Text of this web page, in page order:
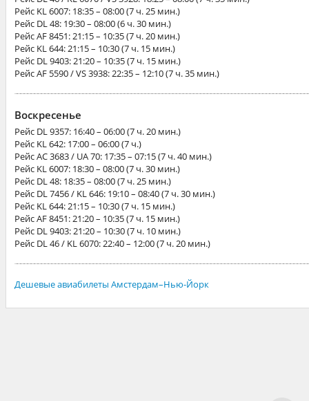
Рейс KL 6007: 18:35 – 08:00 (7 ч. 25 мин.)
Рейс DL 48: 19:30 – 08:00 (6 ч. 30 мин.)
РейсAF 8451: 21:15 – 10:35 (7 ч. 20 мин.)
Рейс KL 644: 21:15 – 10:30 (7 ч. 15 мин.)
Рейс DL 9403: 21:20 – 10:35 (7 ч. 15 мин.)
РейсAF 5590 / VS 3938: 22:35 – 12:10 (7 ч. 35 мин.)
Воскресенье
Рейс DL 9357: 16:40 – 06:00 (7 ч. 20 мин.)
Рейс KL 642: 17:00 – 06:00 (7 ч.)
РейсAC 3683 / UA 70: 17:35 – 07:15 (7 ч. 40 мин.)
Рейс KL 6007: 18:30 – 08:00 (7 ч. 30 мин.)
Рейс DL 48: 18:35 – 08:00 (7 ч. 25 мин.)
Рейс DL 7456 / KL 646: 19:10 – 08:40 (7 ч. 30 мин.)
Рейс KL 644: 21:15 – 10:30 (7 ч. 15 мин.)
РейсAF 8451: 21:20 – 10:35 (7 ч. 15 мин.)
Рейс DL 9403: 21:20 – 10:30 (7 ч. 10 мин.)
Рейс DL 46 / KL 6070: 22:40 – 12:00 (7 ч. 20 мин.)
Дешевые авиабилеты Амстердам–Нью-Йорк